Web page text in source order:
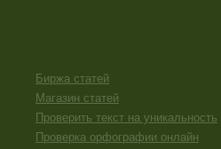
Биржа статей
Магазин статей
Проверить текст на уникальность
Проверка орфографии онлайн